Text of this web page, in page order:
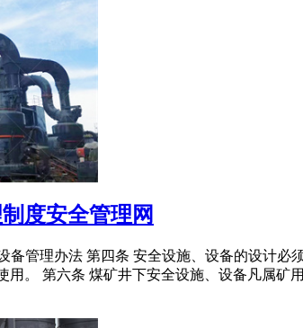
度安全管理网
备管理办法 第四条 安全设施、设备的设计
用。 第六条 煤矿井下安全设施、设备凡属矿